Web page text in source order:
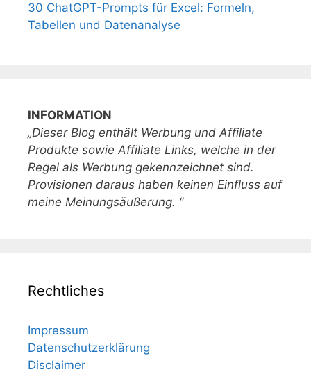
30 ChatGPT-Prompts für Excel: Formeln,
Tabellen und Datenanalyse
INFORMATION
„Dieser Blog enthält Werbung und Affiliate
Produkte sowie Affiliate Links, welche in der
Regel als Werbung gekennzeichnet sind.
Provisionen daraus haben keinen Einfluss auf
meine Meinungsäußerung. “
Rechtliches
Impressum
Datenschutzerklärung
Disclaimer